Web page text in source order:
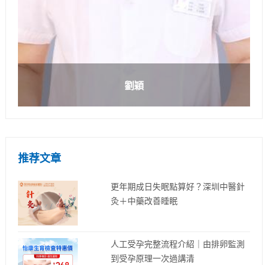
劉穎
推荐文章
更年期成日失眠點算好？深圳中醫針
灸＋中藥改善睡眠
人工受孕完整流程介紹｜由排卵監測
到受孕原理一次過講清